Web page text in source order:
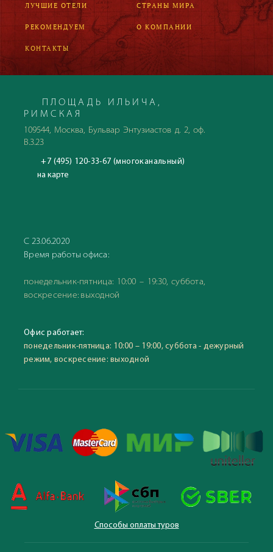
ЛУЧШИЕ ОТЕЛИ СТРАНЫ МИРА
РЕКОМЕНДУЕМ О КОМПАНИИ
КОНТАКТЫ
ПЛОЩАДЬ ИЛЬИЧА,
РИМСКАЯ
109544, Москва, Бульвар Энтузиастов д. 2, оф.
В.3.23
+7 (495) 120-33-67 (многоканальный)
на карте
С 23.06.2020
Время работы офиса:
понедельник-пятница: 10:00 – 19:30, суббота,
воскресение: выходной
Офис работает:
понедельник-пятница: 10:00 – 19:00, суббота - дежурный
режим, воскресение: выходной
Способы оплаты туров